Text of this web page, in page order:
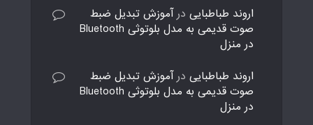
اروند طباطبایی درآموزش تبدیل ضبط
صوت قدیمی به مدل بلوتوثی Bluetooth
در منزل
اروند طباطبایی درآموزش تبدیل ضبط
صوت قدیمی به مدل بلوتوثی Bluetooth
در منزل